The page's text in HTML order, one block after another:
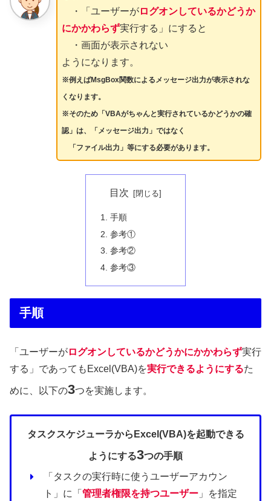
・「ユーザーがログオンしているかどうか
にかかわらず実行する」にすると
・画面が表示されない
ようになります。
※例えばMsgBox関数によるメッセージ出力が表示されな
くなります。
※そのため「VBAがちゃんと実行されているかどうかの確
認」は、「メッセージ出力」ではなく
「ファイル出力」等にする必要があります。
目次
手順
参考①
参考②
参考③
手順
「ユーザーがログオンしているかどうかにかかわらず実行
する」であってもExcel(VBA)を実行できるようにするた
めに、以下の3つを実施します。
タスクスケジューラからExcel(VBA)を起動できる
ようにする3つの手順
「タスクの実行時に使うユーザーアカウン
ト」に「管理者権限を持つユーザー 」を指定